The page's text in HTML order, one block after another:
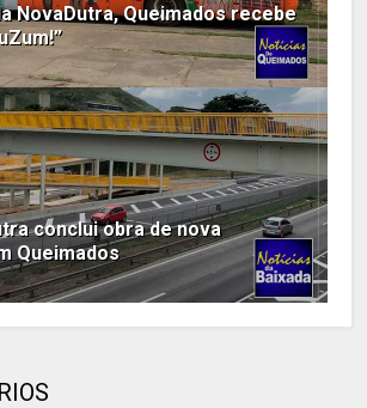
NovaDutra, Queimados recebe
conclui obra de nova
Queimados